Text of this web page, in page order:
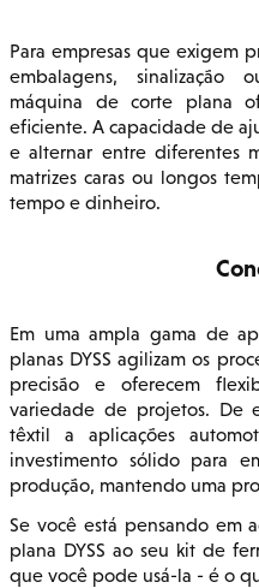
Para empresas que exigem
embalagens, sinalização
máquina de corte plana
eficiente. A capacidade de
e alternar entre diferentes
matrizes caras ou longos
tempo e dinheiro.
Em uma ampla gama de
planas DYSS agilizam os
precisão e oferecem
variedade de projetos. De
têxtil a aplicações
investimento sólido para
produção, mantendo uma
Se você está pensando em
plana DYSS ao seu kit de
que você pode usá-la - é o